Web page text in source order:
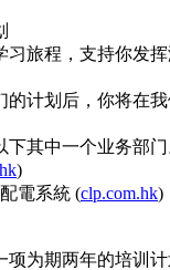
习旅程，支持你发
的计划后，你将在
下其中一个业务部
)
電系統 (clp.com.hk)
为期两年的培训